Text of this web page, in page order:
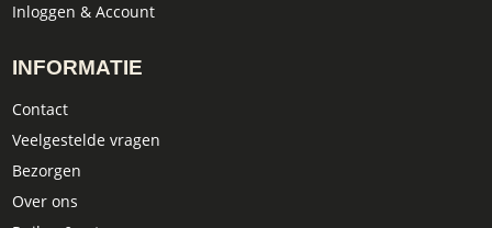
Inloggen & Account
INFORMATIE
Contact
Veelgestelde vragen
Bezorgen
Over ons